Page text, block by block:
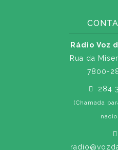
Rádio Voz
Rua da
7800-
284
(Chamada